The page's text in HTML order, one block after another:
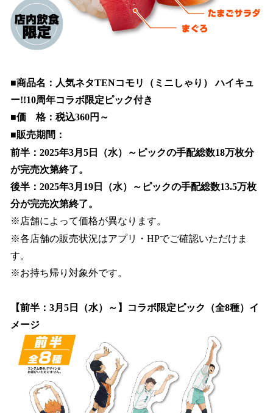
■商品名：人気ネタTENコモリ（ミニしゃり） ハイキュ
ー!!10周年コラボ限定ピック付き
■価 格：税込360円～
■販売期間：
前半：2025年3月5日（水）～ピックの手配総数18万枚分
が完売次第終了。
後半：2025年3月19日（水）～ピックの手配総数13.5万枚
分が完売次第終了。
※店舗によって価格が異なります。
※各店舗の販売状況はアプリ・HPでご確認いただけま
す。
※お持ち帰り対象外です。
【前半：3月5日（水）～】コラボ限定ピック（全8種）イ
メージ